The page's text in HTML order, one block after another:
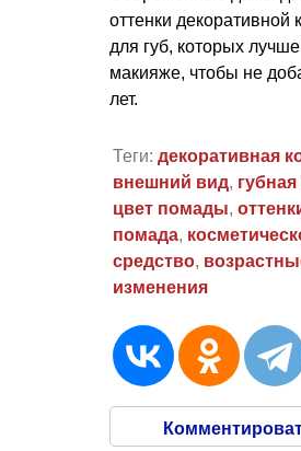
оттенки декоративной
для губ, которых лучше
макияже, чтобы не
лет.
Теги: декоративная
внешний вид,
цвет помады,
помада,
средство,
изменения